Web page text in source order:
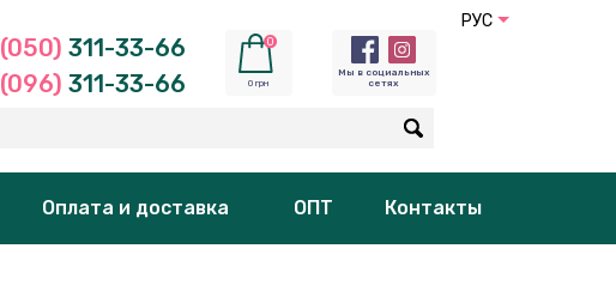
(050) 311-33-66
(096) 311-33-66
0
0 грн
Мы в социальных
сетях
РУС
Оплата и доставка ОПТ Контакты